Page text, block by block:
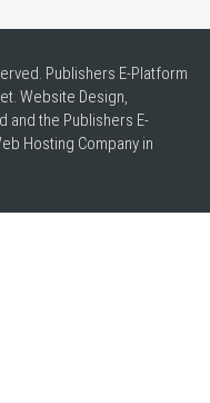
Publishers E-Platform
Website Design,
and the Publishers E-
Hosting Company in